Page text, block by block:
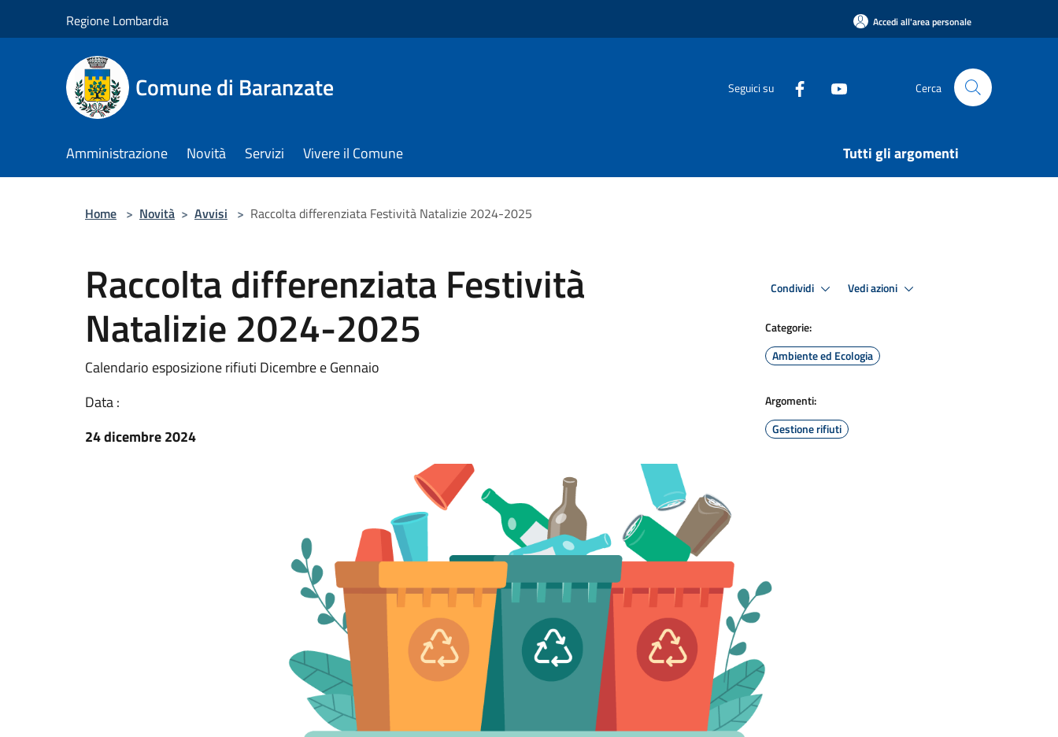
Regione Lombardia Accedi all'area personale
Comune di Baranzate Seguici su Cerca
Amministrazione Novità Servizi Vivere il Comune Tutti gli argomenti
Home > Novità > Avvisi > Raccolta differenziata Festività Natalizie 2024-2025
Raccolta differenziata Festività
Natalizie 2024-2025
Calendario esposizione rifiuti Dicembre e Gennaio
Data :
24 dicembre 2024
Condividi Vedi azioni
Categorie:
Ambiente ed Ecologia
Argomenti:
Gestione rifiuti